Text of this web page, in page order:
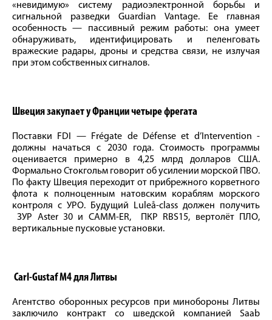
«невидимую» систему радиоэлектронной борьбы и
сигнальной разведки Guardian Vantage. Ее главная
особенность — пассивный режим работы: она умеет
обнаруживать, идентифицировать и пеленговать
вражеские радары, дроны и средства связи, не излучая
при этом собственных сигналов.
Швеция закупает у Франции четыре фрегата
Поставки FDI — Frégate de Défense et d’Intervention -
должны начаться с 2030 года. Стоимость программы
оценивается примерно в 4,25 млрд долларов США.
Формально Стокгольм говорит об усилении морской ПВО.
По факту Швеция переходит от прибрежного корветного
флота к полноценным натовским кораблям морского
контроля с УРО. Будущий Luleå-class должен получить
ЗУР Aster 30 и CAMM-ER, ПКР RBS15, вертолёт ПЛО,
вертикальные пусковые установки.
Carl-Gustaf M4 для Литвы
Агентство оборонных ресурсов при минобороны Литвы
заключило контракт со шведской компанией Saab